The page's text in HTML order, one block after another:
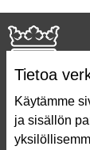
Tietoa
Käytämme
ja sisällön
Näin